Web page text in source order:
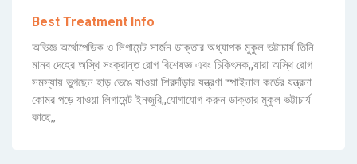
Best Treatment Info
অভিজ্ঞ অর্থোপেডিক ও লিগামেন্ট সার্জন ডাক্তার অধ্যাপক মুকুল ভট্টাচার্য তিনি
মানব দেহের অস্থি সংক্রান্ত রোগ বিশেষজ্ঞ এবং চিকিৎসক,,যারা অস্থি রোগ
সমস্যায় ভুগছেন হাড় ভেঙে যাওয়া শিরদাঁড়ার যন্ত্রণা স্পাইনাল কর্ডের যন্ত্রনা
কোমর পড়ে যাওয়া লিগামেন্ট ইনজুরি,,যোগাযোগ করুন ডাক্তার মুকুল ভট্টাচার্য
কাছে,,